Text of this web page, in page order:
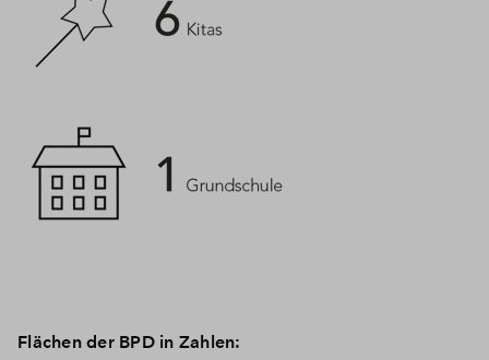
Flächen der BPD in Zahlen: